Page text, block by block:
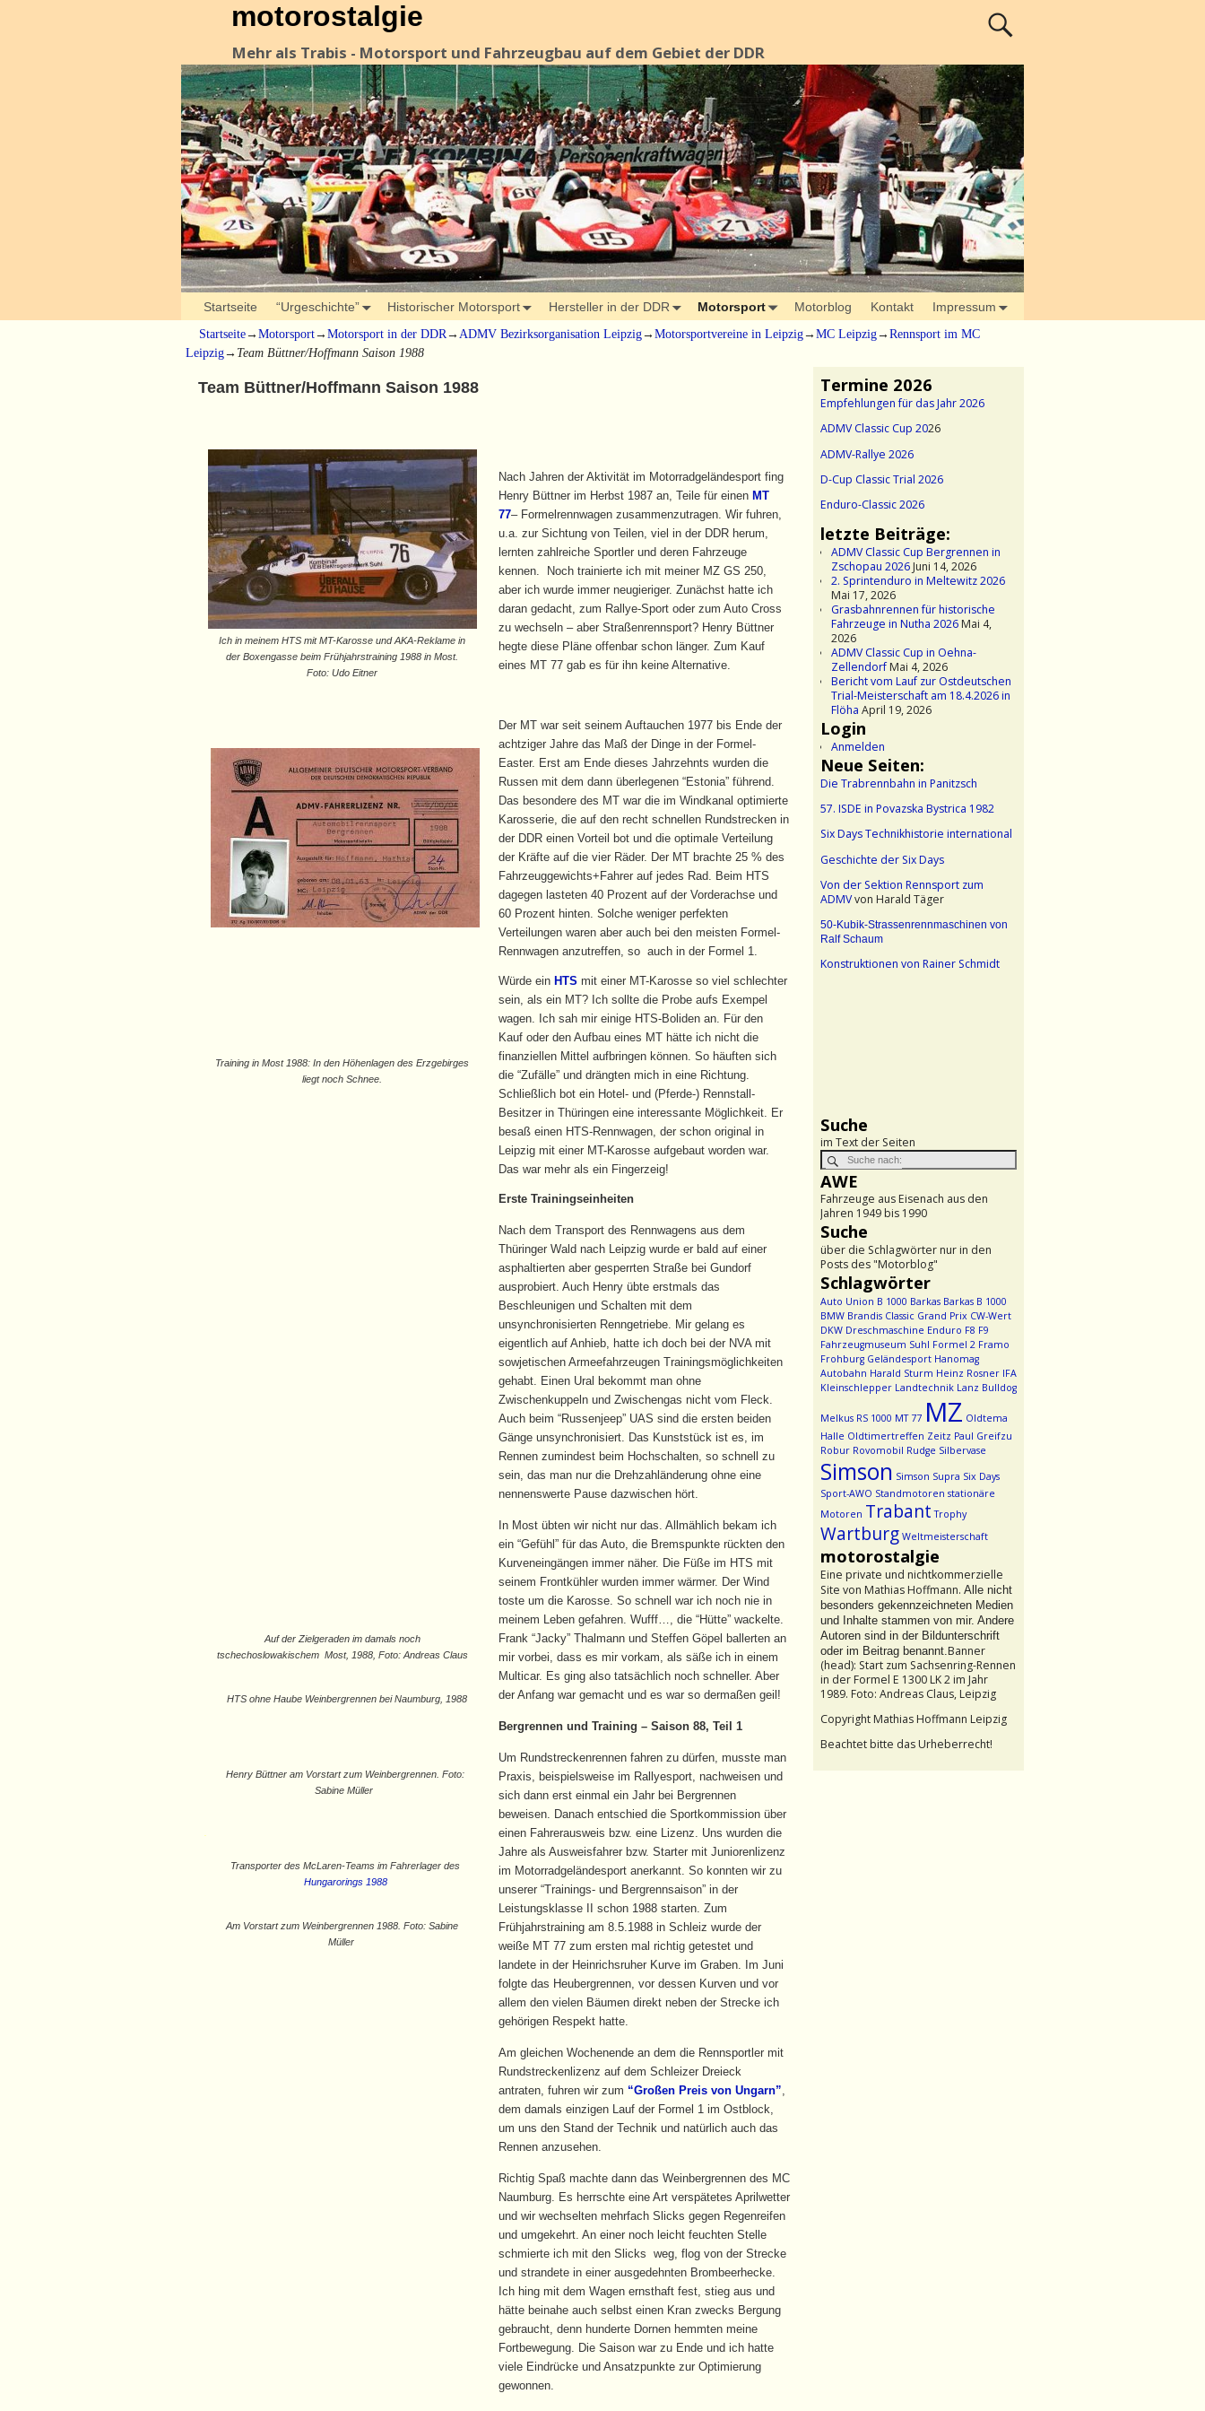
motorostalgie
Mehr als Trabis - Motorsport und Fahrzeugbau auf dem Gebiet der DDR
Startseite “Urgeschichte” Historischer Motorsport Hersteller in der DDR Motorsport Motorblog Kontakt Impressum
Startseite→ Motorsport→ Motorsport in der DDR→ ADMV Bezirksorganisation Leipzig→ Motorsportvereine in Leipzig→ MC Leipzig→ Rennsport im MC
Leipzig→ Team Büttner/Hoffmann Saison 1988
Team Büttner/Hoffmann Saison 1988
Ich in meinem HTS mit MT-Karosse und AKA-Reklame in
der Boxengasse beim Frühjahrstraining 1988 in Most.
Foto: Udo Eitner
Nach Jahren der Aktivität im Motorradgeländesport fing
Henry Büttner im Herbst 1987 an, Teile für einen MT
77– Formelrennwagen zusammenzutragen. Wir fuhren,
u.a. zur Sichtung von Teilen, viel in der DDR herum,
lernten zahlreiche Sportler und deren Fahrzeuge
kennen. Noch trainierte ich mit meiner MZ GS 250,
aber ich wurde immer neugieriger. Zunächst hatte ich
daran gedacht, zum Rallye-Sport oder zum Auto Cross
zu wechseln – aber Straßenrennsport? Henry Büttner
hegte diese Pläne offenbar schon länger. Zum Kauf
eines MT 77 gab es für ihn keine Alternative.
Der MT war seit seinem Auftauchen 1977 bis Ende der
achtziger Jahre das Maß der Dinge in der Formel-
Easter. Erst am Ende dieses Jahrzehnts wurden die
Russen mit dem dann überlegenen “Estonia” führend.
Das besondere des MT war die im Windkanal optimierte
Karosserie, die auf den recht schnellen Rundstrecken in
der DDR einen Vorteil bot und die optimale Verteilung
der Kräfte auf die vier Räder. Der MT brachte 25 % des
Fahrzeuggewichts+Fahrer auf jedes Rad. Beim HTS
dagegen lasteten 40 Prozent auf der Vorderachse und
60 Prozent hinten. Solche weniger perfekten
Verteilungen waren aber auch bei den meisten Formel-
Rennwagen anzutreffen, so auch in der Formel 1.
Training in Most 1988: In den Höhenlagen des Erzgebirges
liegt noch Schnee.
Würde ein HTS mit einer MT-Karosse so viel schlechter
sein, als ein MT? Ich sollte die Probe aufs Exempel
wagen. Ich sah mir einige HTS-Boliden an. Für den
Kauf oder den Aufbau eines MT hätte ich nicht die
finanziellen Mittel aufbringen können. So häuften sich
die “Zufälle” und drängten mich in eine Richtung.
Schließlich bot ein Hotel- und (Pferde-) Rennstall-
Besitzer in Thüringen eine interessante Möglichkeit. Er
besaß einen HTS-Rennwagen, der schon original in
Leipzig mit einer MT-Karosse aufgebaut worden war.
Das war mehr als ein Fingerzeig!
Auf der Zielgeraden im damals noch
tschechoslowakischem Most, 1988, Foto: Andreas Claus
HTS ohne Haube Weinbergrennen bei Naumburg, 1988
Henry Büttner am Vorstart zum Weinbergrennen. Foto:
Sabine Müller
Transporter des McLaren-Teams im Fahrerlager des
Hungarorings 1988
Am Vorstart zum Weinbergrennen 1988. Foto: Sabine
Müller
Erste Trainingseinheiten
Nach dem Transport des Rennwagens aus dem
Thüringer Wald nach Leipzig wurde er bald auf einer
asphaltierten aber gesperrten Straße bei Gundorf
ausprobiert. Auch Henry übte erstmals das
Beschleunigen und Schalten mit dem
unsynchronisierten Renngetriebe. Mir gelang es
eigentlich auf Anhieb, hatte ich doch bei der NVA mit
sowjetischen Armeefahrzeugen Trainingsmöglichkeiten
gehabt. Einen Ural bekommt man ohne
Zwischenkuppeln und Zwischengas nicht vom Fleck.
Auch beim “Russenjeep” UAS sind die ersten beiden
Gänge unsynchronisiert. Das Kunststück ist es, im
Rennen zumindest beim Hochschalten, so schnell zu
sein, das man nur die Drehzahländerung ohne eine
nennenswerte Pause dazwischen hört.
In Most übten wir nicht nur das. Allmählich bekam ich
ein “Gefühl” für das Auto, die Bremspunkte rückten den
Kurveneingängen immer näher. Die Füße im HTS mit
seinem Frontkühler wurden immer wärmer. Der Wind
toste um die Karosse. So schnell war ich noch nie in
meinem Leben gefahren. Wufff…, die “Hütte” wackelte.
Frank “Jacky” Thalmann und Steffen Göpel ballerten an
mir vorbei, dass es mir vorkam, als säße ich in einem
Multicar. Es ging also tatsächlich noch schneller. Aber
der Anfang war gemacht und es war so dermaßen geil!
Bergrennen und Training – Saison 88, Teil 1
Um Rundstreckenrennen fahren zu dürfen, musste man
Praxis, beispielsweise im Rallyesport, nachweisen und
sich dann erst einmal ein Jahr bei Bergrennen
beweisen. Danach entschied die Sportkommission über
einen Fahrerausweis bzw. eine Lizenz. Uns wurden die
Jahre als Ausweisfahrer bzw. Starter mit Juniorenlizenz
im Motorradgeländesport anerkannt. So konnten wir zu
unserer “Trainings- und Bergrennsaison” in der
Leistungsklasse II schon 1988 starten. Zum
Frühjahrstraining am 8.5.1988 in Schleiz wurde der
weiße MT 77 zum ersten mal richtig getestet und
landete in der Heinrichsruher Kurve im Graben. Im Juni
folgte das Heubergrennen, vor dessen Kurven und vor
allem den vielen Bäumen direkt neben der Strecke ich
gehörigen Respekt hatte.
Am gleichen Wochenende an dem die Rennsportler mit
Rundstreckenlizenz auf dem Schleizer Dreieck
antraten, fuhren wir zum “Großen Preis von Ungarn”
dem damals einzigen Lauf der Formel 1 im Ostblock,
um uns den Stand der Technik und natürlich auch das
Rennen anzusehen.
Richtig Spaß machte dann das Weinbergrennen des MC
Naumburg. Es herrschte eine Art verspätetes Aprilwetter
und wir wechselten mehrfach Slicks gegen Regenreifen
und umgekehrt. An einer noch leicht feuchten Stelle
schmierte ich mit den Slicks weg, flog von der Strecke
und strandete in einer ausgedehnten Brombeerhecke.
Ich hing mit dem Wagen ernsthaft fest, stieg aus und
hätte beinahe auch selbst einen Kran zwecks Bergung
gebraucht, denn hunderte Dornen hemmten meine
Fortbewegung. Die Saison war zu Ende und ich hatte
viele Eindrücke und Ansatzpunkte zur Optimierung
gewonnen.
Termine 2026
Empfehlungen für das Jahr 2026
ADMV Classic Cup 2026
ADMV-Rallye 2026
D-Cup Classic Trial 2026
Enduro-Classic 2026
letzte Beiträge:
ADMV Classic Cup Bergrennen in
Zschopau 2026Juni 14, 2026
2. Sprintenduro in Meltewitz 2026
Mai 17, 2026
Grasbahnrennen für historische
Fahrzeuge in Nutha 2026Mai 4,
2026
ADMV Classic Cup in Oehna-
ZellendorfMai 4, 2026
Bericht vom Lauf zur Ostdeutschen
Trial-Meisterschaft am 18.4.2026 in
Flöha April 19, 2026
Login
Anmelden
Neue Seiten:
Die Trabrennbahn in Panitzsch
57. ISDE in Povazska Bystrica 1982
Six Days Technikhistorie international
Geschichte der Six Days
Von der Sektion Rennsport zum
ADMVvon Harald Täger
50-Kubik-Strassenrennmaschinen von
Ralf Schaum
Konstruktionen von Rainer Schmidt
Suche
im Text der Seiten
AWE
Fahrzeuge aus Eisenach aus den
Jahren 1949 bis 1990
Suche
über die Schlagwörter nur in den
Posts des "Motorblog"
Schlagwörter
Auto Union B 1000 Barkas Barkas B 1000
BMW Brandis Classic Grand Prix CW-Wert
DKW Dreschmaschine Enduro F8 F9
Fahrzeugmuseum Suhl Formel 2 Framo
Frohburg Geländesport Hanomag
Autobahn Harald Sturm Heinz Rosner IFA
Kleinschlepper Landtechnik Lanz Bulldog
Melkus RS 1000 MT 77 MZ Oldtema
Halle Oldtimertreffen Zeitz Paul Greifzu
Robur Rovomobil Rudge Silbervase
Simson Simson Supra Six Days
Sport-AWO Standmotoren stationäre
Motoren Trabant Trophy
Wartburg Weltmeisterschaft
motorostalgie
Eine private und nichtkommerzielle
Site von Mathias Hoffmann. Alle nicht
besonders gekennzeichneten Medien
und Inhalte stammen von mir. Andere
Autoren sind in der Bildunterschrift
oder im Beitrag benannt. Banner
(head): Start zum Sachsenring-Rennen
in der Formel E 1300 LK 2 im Jahr
1989. Foto: Andreas Claus, Leipzig
Copyright Mathias Hoffmann Leipzig
Beachtet bitte das Urheberrecht!